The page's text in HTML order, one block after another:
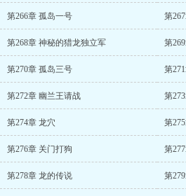
第266章 孤岛一号 第
第268章 神秘的猎龙独立军 第
第270章 孤岛三号 第
第272章 幽兰王请战 第
第274章 龙穴 第
第276章 关门打狗 第
第278章 龙的传说 第